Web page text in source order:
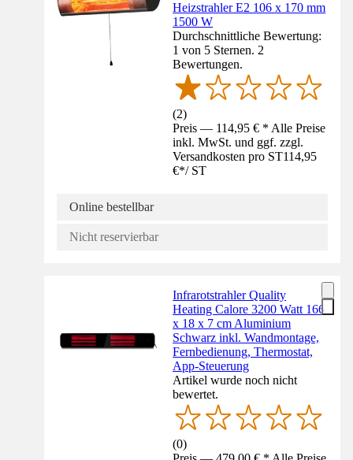
Heizstrahler E2 106 x 170 mm
1500 W
Durchschnittliche Bewertung:
1 von 5 Sternen. 2
Bewertungen.
(2)
Preis — 114,95 € * Alle Preise
inkl. MwSt. und ggf. zzgl.
Versandkosten pro ST114,95
€*/ ST
Online bestellbar
Nicht reservierbar
Infrarotstrahler Quality
Heating Calore 3200 Watt 166
x 18 x 7 cm Aluminium
Schwarz inkl. Wandmontage,
Fernbedienung, Thermostat,
App-Steuerung
Artikel wurde noch nicht
bewertet.
(0)